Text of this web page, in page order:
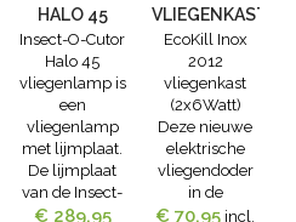
HALO 45
VLIEGENLAMP
Insect-O-Cutor
Halo 45
vliegenlamp is
een
vliegenlamp
met lijmplaat.
De lijmplaat
van de Insect-
O-Cutor Halo
€ 289,95
VLIEGENKAST
(2X6WATT)
EcoKill Inox
2012
vliegenkast
(2x6Watt)
Deze nieuwe
elektrische
vliegendoder
in de
kwalitatief
€ 70,95 incl.